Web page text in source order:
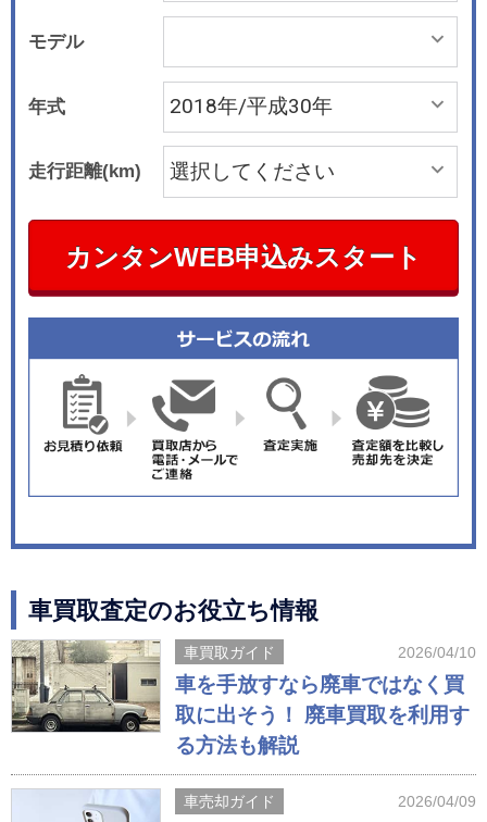
モデル
年式
走行距離(km)
カンタンWEB申込みスタート
車買取査定のお役立ち情報
車買取ガイド 2026/04/10
車を手放すなら廃車ではなく買
取に出そう！ 廃車買取を利用す
る方法も解説
車売却ガイド 2026/04/09